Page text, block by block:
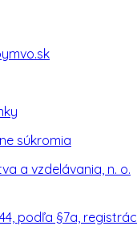
súkromia
a vzdelávania, n. o.
podľa §7a,